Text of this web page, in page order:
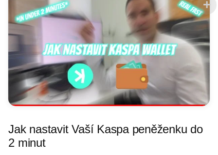
Jak nastavit Vaší Kaspa peněženku do
2 minut